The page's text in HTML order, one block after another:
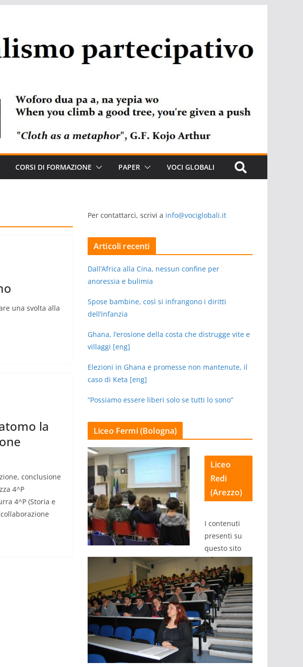
CORSI DI FORMAZIONE PAPER VOCI GLOBALI
una svolta alla
la
conclusione
4^P
4^P (Storia e
Per contattarci, scrivi a info@vociglobali.it
Articoli recenti
Dall’Africa alla Cina, nessun confine per
anoressia e bulimia
Spose bambine, così si infrangono i diritti
dell’infanzia
Ghana, l’erosione della costa che distrugge vite e
villaggi [eng]
Elezioni in Ghana e promesse non mantenute, il
caso di Keta [eng]
“Possiamo essere liberi solo se tutti lo sono”
Liceo Fermi (Bologna)
Liceo
Redi
(Arezzo)
I contenuti
presenti su
questo sito